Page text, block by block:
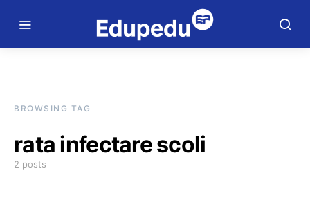
BROWSING TAG
rata infectare scoli
2 posts